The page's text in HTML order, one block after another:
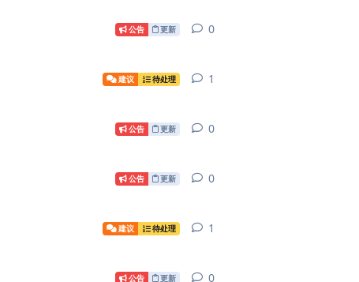
公告 更新 0
建议 待处理 1
公告 更新 0
公告 更新 0
建议 待处理 1
公告 更新 0